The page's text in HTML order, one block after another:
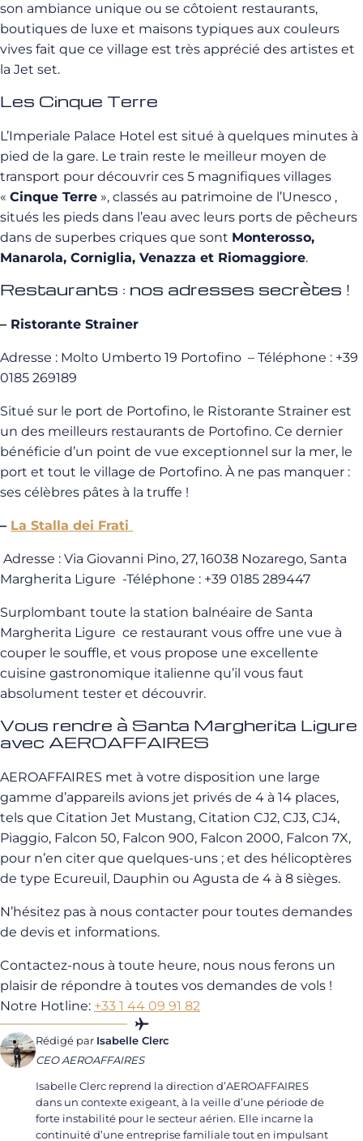
son ambiance unique ou se côtoient restaurants,
boutiques de luxe et maisons typiques aux couleurs
vives fait que ce village est très apprécié des artistes et
la Jet set.
Les Cinque Terre
L’Imperiale Palace Hotel est situé à quelques minutes à
pied de la gare. Le train reste le meilleur moyen de
transport pour découvrir ces 5 magnifiques villages
« Cinque Terre », classés au patrimoine de l’Unesco ,
situés les pieds dans l’eau avec leurs ports de pêcheurs
dans de superbes criques que sont Monterosso,
Manarola, Corniglia, Venazza et Riomaggiore.
Restaurants : nos adresses secrètes !
– Ristorante Strainer
Adresse : Molto Umberto 19 Portofino – Téléphone : +39
0185 269189
Situé sur le port de Portofino, le Ristorante Strainer est
un des meilleurs restaurants de Portofino. Ce dernier
bénéficie d’un point de vue exceptionnel sur la mer, le
port et tout le village de Portofino. À ne pas manquer :
ses célèbres pâtes à la truffe !
– La Stalla dei Frati
Adresse : Via Giovanni Pino, 27, 16038 Nozarego, Santa
Margherita Ligure -Téléphone : +39 0185 289447
Surplombant toute la station balnéaire de Santa
Margherita Ligure ce restaurant vous offre une vue à
couper le souffle, et vous propose une excellente
cuisine gastronomique italienne qu’il vous faut
absolument tester et découvrir.
Vous rendre à Santa Margherita Ligure
avec AEROAFFAIRES
AEROAFFAIRES met à votre disposition une large
gamme d’appareils avions jet privés de 4 à 14 places,
tels que Citation Jet Mustang, Citation CJ2, CJ3, CJ4,
Piaggio, Falcon 50, Falcon 900, Falcon 2000, Falcon 7X,
pour n’en citer que quelques-uns ; et des hélicoptères
de type Ecureuil, Dauphin ou Agusta de 4 à 8 sièges.
N’hésitez pas à nous contacter pour toutes demandes
de devis et informations.
Contactez-nous à toute heure, nous nous ferons un
plaisir de répondre à toutes vos demandes de vols !
Notre Hotline: +33 1 44 09 91 82
Rédigé par Isabelle Clerc
CEO AEROAFFAIRES
Isabelle Clerc reprend la direction d’AEROAFFAIRES
dans un contexte exigeant, à la veille d’une période de
forte instabilité pour le secteur aérien. Elle incarne la
continuité d’une entreprise familiale tout en impulsant